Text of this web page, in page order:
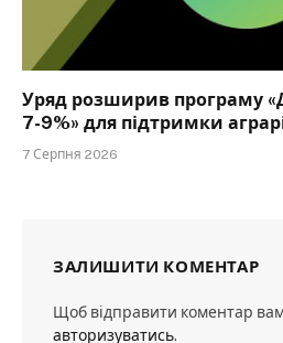
Уряд розширив програму
7-9%» для підтримки
7 Серпня 2026
ЗАЛИШИТИ КОМЕНТАР
Щоб відправити коментар
авторизуватись.